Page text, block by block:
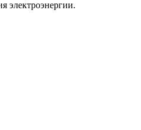
электроэнергии.